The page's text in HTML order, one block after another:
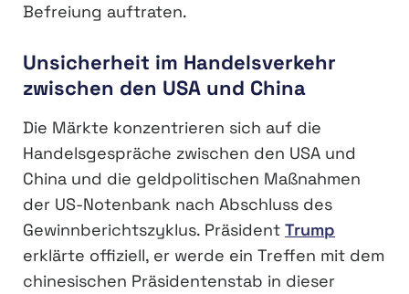
Befreiung auftraten.
Unsicherheit im Handelsverkehr
zwischen den USA und China
Die Märkte konzentrieren sich auf die
Handelsgespräche zwischen den USA und
China und die geldpolitischen Maßnahmen
der US-Notenbank nach Abschluss des
Gewinnberichtszyklus. Präsident Trump
erklärte offiziell, er werde ein Treffen mit dem
chinesischen Präsidentenstab in dieser